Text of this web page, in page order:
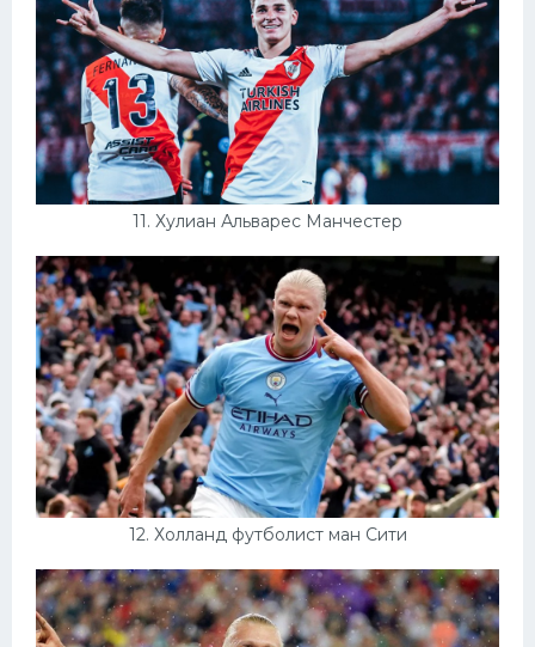
11. Хулиан Альварес Манчестер
12. Холланд футболист ман Сити